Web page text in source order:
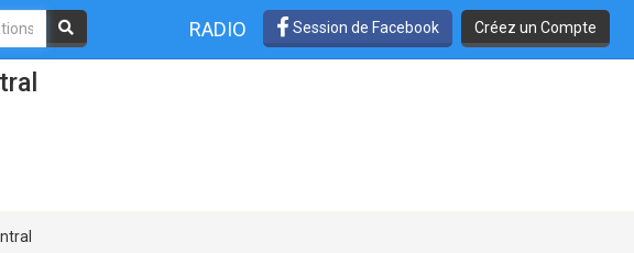
RADIO Session de Facebook Créez un Compte